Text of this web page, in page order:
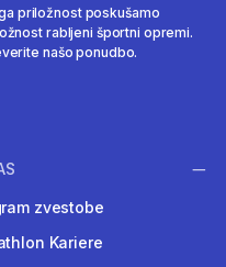
priložnost poskušamo
rabljeni športni opremi.
našo ponudbo.
zvestobe
Kariere